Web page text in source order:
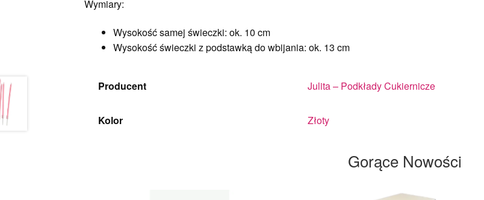
Wymiary:
Wysokość samej świeczki: ok. 10 cm
Wysokość świeczki z podstawką do wbijania: ok. 13 cm
Producent Julita – Podkłady Cukiernicze
Kolor Złoty
Gorące Nowości